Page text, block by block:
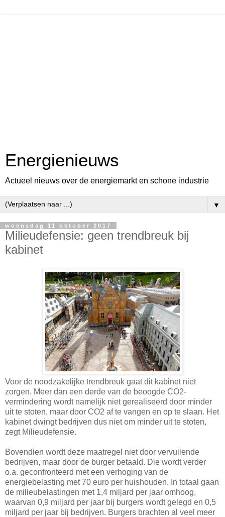
Energienieuws
Actueel nieuws over de energiemarkt en schone industrie
▼
woensdag 11 oktober 2017
Milieudefensie: geen trendbreuk bij
kabinet
Voor de noodzakelijke trendbreuk gaat dit kabinet niet
zorgen. Meer dan een derde van de beoogde CO2-
vermindering wordt namelijk niet gerealiseerd door minder
uit te stoten, maar door CO2 af te vangen en op te slaan. Het
kabinet dwingt bedrijven dus niet om minder uit te stoten,
zegt Milieudefensie.
Bovendien wordt deze maatregel niet door vervuilende
bedrijven, maar door de burger betaald. Die wordt verder
o.a. geconfronteerd met een verhoging van de
energiebelasting met 70 euro per huishouden. In totaal gaan
de milieubelastingen met 1,4 miljard per jaar omhoog,
waarvan 0,9 miljard per jaar bij burgers wordt gelegd en 0,5
miljard per jaar bij bedrijven. Burgers brachten al veel meer